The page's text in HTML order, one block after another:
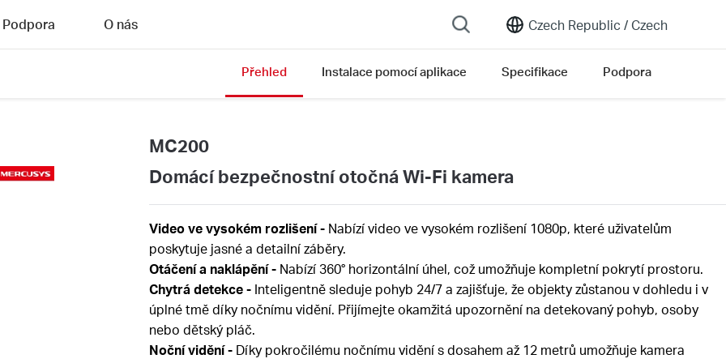
Czech Republic / Czech
Podpora O nás
Přehled Instalace pomocí aplikace Specifikace Podpora
MC200
Domácí bezpečnostní otočná Wi-Fi kamera
Video ve vysokém rozlišení - Nabízí video ve vysokém rozlišení 1080p, které uživatelům
poskytuje jasné a detailní záběry.
Otáčení a naklápění -Nabízí 360° horizontální úhel, což umožňuje kompletní pokrytí prostoru.
Chytrá detekce - Inteligentně sleduje pohyb 24/7 a zajišťuje, že objekty zůstanou v dohledu i v
úplné tmě díky nočnímu vidění. Přijímejte okamžitá upozornění na detekovaný pohyb, osoby
nebo dětský pláč.
Noční vidění -Díky pokročilému nočnímu vidění s dosahem až 12 metrů umožňuje kamera